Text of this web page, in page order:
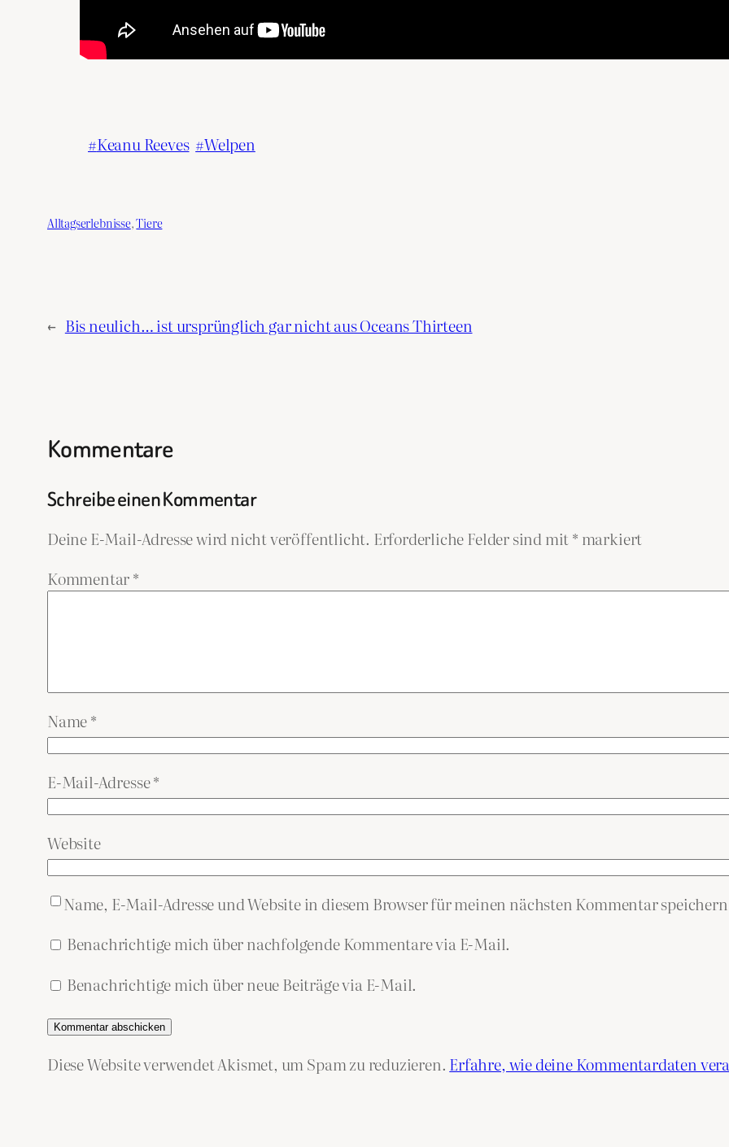
Keanu Reeves Welpen
Alltagserlebnisse, Tiere
← Bis neulich… ist ursprünglich gar nicht aus Oceans Thirteen
Kommentare
Schreibe einen Kommentar
Deine E-Mail-Adresse wird nicht veröffentlicht. Erforderliche Felder sind mit* markiert
Kommentar*
Name*
E-Mail-Adresse*
Website
Name, E-Mail-Adresse und Website in diesem Browser für meinen nächsten Kommentar
Benachrichtige mich über nachfolgende Kommentare via E-Mail.
Benachrichtige mich über neue Beiträge via E-Mail.
Diese Website verwendet Akismet, um Spam zu reduzieren. Erfahre, wie deine Kommentardaten